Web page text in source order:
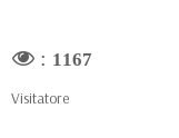
: 1167
Visitatore